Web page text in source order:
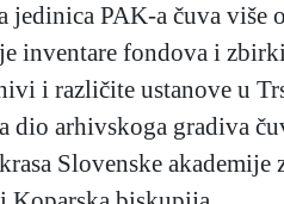
jedinica PAK-a čuva
inventare fondova i
i različite ustanove u
arhivskoga gradiva
Slovenske